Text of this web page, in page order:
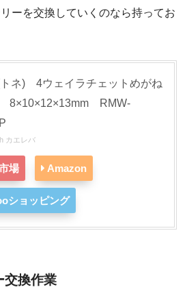
ーを交換していくのなら持ってお
ネ) 4ウェイラチェットめがね
8×10×12×13mm RMW-
カエレバ
場 Amazon
ショッピング
交換作業